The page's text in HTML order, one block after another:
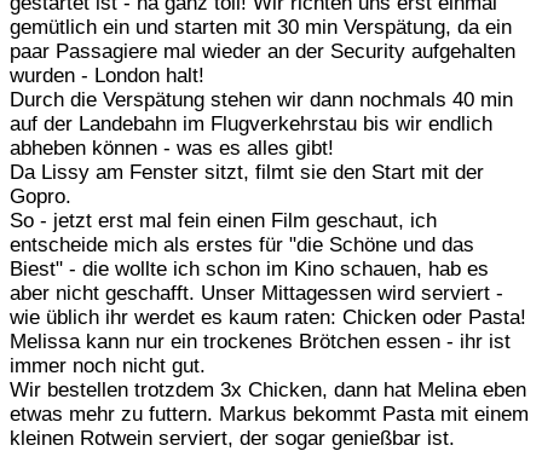
gemütlich ein und starten mit 30 min Verspätung, da ein
paar Passagiere mal wieder an der Security aufgehalten
wurden - London halt!
Durch die Verspätung stehen wir dann nochmals 40 min
auf der Landebahn im Flugverkehrstau bis wir endlich
abheben können - was es alles gibt!
Da Lissy am Fenster sitzt, filmt sie den Start mit der
Gopro.
So - jetzt erst mal fein einen Film geschaut, ich
entscheide mich als erstes für "die Schöne und das
Biest" - die wollte ich schon im Kino schauen, hab es
aber nicht geschafft. Unser Mittagessen wird serviert -
wie üblich ihr werdet es kaum raten: Chicken oder Pasta!
Melissa kann nur ein trockenes Brötchen essen - ihr ist
immer noch nicht gut.
Wir bestellen trotzdem 3x Chicken, dann hat Melina eben
etwas mehr zu futtern. Markus bekommt Pasta mit einem
kleinen Rotwein serviert, der sogar genießbar ist.